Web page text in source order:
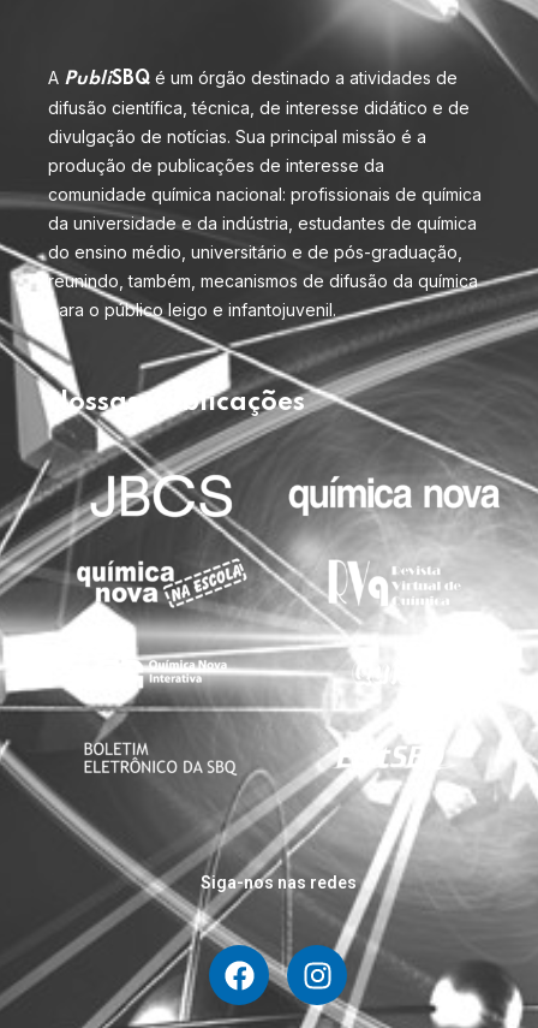
A PubliSBQ é um órgão destinado a atividades de
difusão científica, técnica, de interesse didático e de
divulgação de notícias. Sua principal missão é a
produção de publicações de interesse da
comunidade química nacional: profissionais de química
da universidade e da indústria, estudantes de química
do ensino médio, universitário e de pós-graduação,
reunindo, também, mecanismos de difusão da química
para o público leigo e infantojuvenil.
Nossas publicações
Siga-nos nas redes